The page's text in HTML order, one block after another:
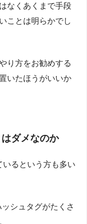
なくあくまで手段
ことは明らかでし
り方をお勧めする
いたほうがいいか
ダメなのか
るという方も多い
シュタグがたくさ